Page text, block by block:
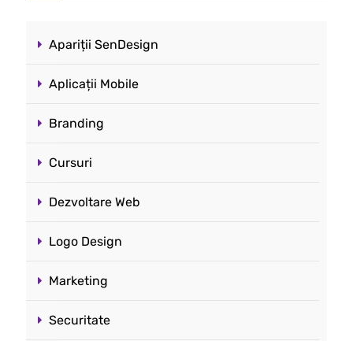
Apariții SenDesign
Aplicații Mobile
Branding
Cursuri
Dezvoltare Web
Logo Design
Marketing
Securitate